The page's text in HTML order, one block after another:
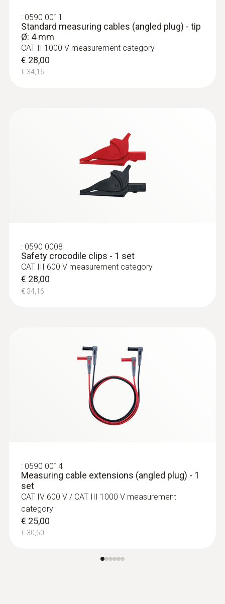
: 0590 0011
Standard measuring cables (angled plug) - tip
Ø: 4 mm
CAT II 1000 V measurement category
€ 28,00
€ 34,16
: 0590 0008
Safety crocodile clips - 1 set
CAT III 600 V measurement category
€ 28,00
€ 34,16
: 0590 0014
Measuring cable extensions (angled plug) - 1
set
CAT IV 600 V / CAT III 1000 V measurement
category
€ 25,00
€ 30,50